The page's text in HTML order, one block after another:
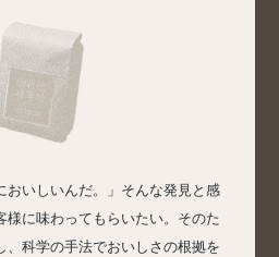
おいしいんだ。」そんな発見と感
様に味わってもらいたい。そのた
、科学の手法でおいしさの根拠を